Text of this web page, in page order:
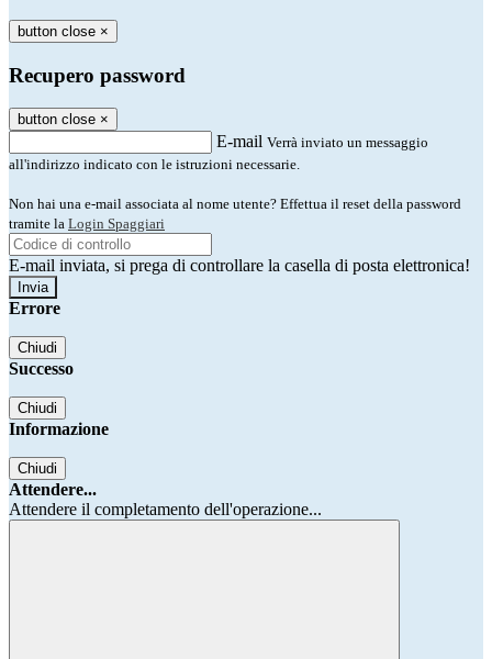
button close ×
Recupero password
button close ×
E-mail Verrà inviato un messaggio
all'indirizzo indicato con le istruzioni necessarie.
Non hai una e-mail associata al nome utente? Effettua il reset della password
tramite la Login Spaggiari
E-mail inviata, si prega di controllare la casella di posta elettronica!
Errore
Chiudi
Successo
Chiudi
Informazione
Chiudi
Attendere...
Attendere il completamento dell'operazione...